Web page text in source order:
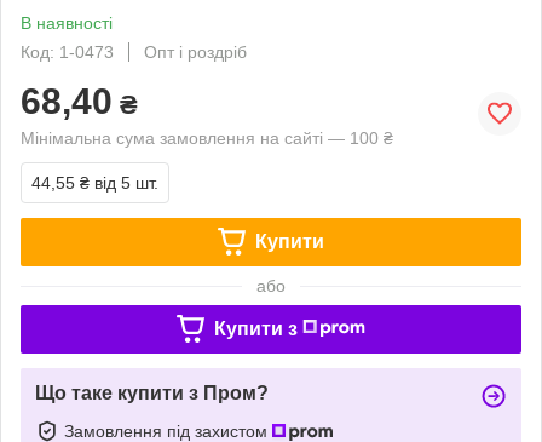
В наявності
Код: 1-0473
Опт і роздріб
68,40 ₴
Мінімальна сума замовлення на сайті — 100 ₴
44,55 ₴ від 5 шт.
Купити
або
Купити з
Що таке купити з Пром?
Замовлення під захистом